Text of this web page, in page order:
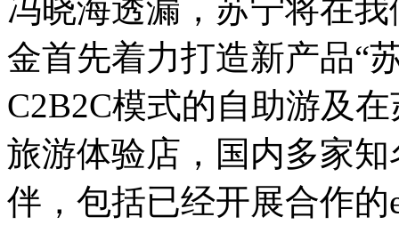
冯晓海透漏，苏宁将在
金首先着力打造新产品“
C2B2C模式的自助游及
旅游体验店，国内多家
伴，包括已经开展合作